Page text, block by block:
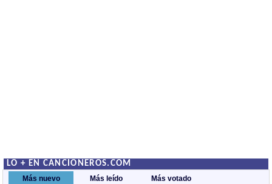
LO + EN CANCIONEROS.COM
Más nuevo Más leído Más votado